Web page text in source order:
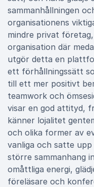
sammanhållningen
organisationens
mindre privat
organisation där
utgör detta en
ett förhållningssätt
till ett mer positivt
teamwork och
visar en god attityd,
känner lojalitet
och olika former av
vanliga och satte
större sammanhang
omåttliga energi,
föreläsare och